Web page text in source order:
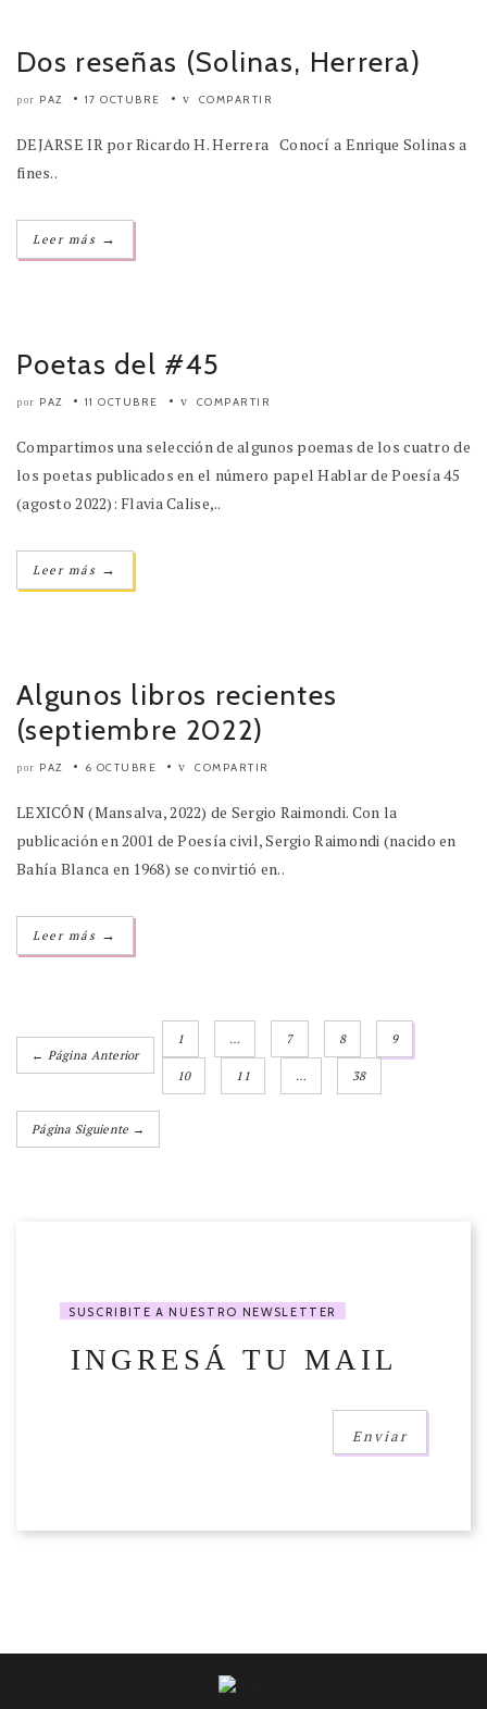
Dos reseñas (Solinas, Herrera)
por PAZ 17 OCTUBRE COMPARTIR
DEJARSE IR por Ricardo H. Herrera Conocí a Enrique Solinas a
fines..
Leer más →
Poetas del #45
por PAZ 11 OCTUBRE COMPARTIR
Compartimos una selección de algunos poemas de los cuatro de
los poetas publicados en el número papel Hablar de Poesía 45
(agosto 2022): Flavia Calise,..
Leer más →
Algunos libros recientes
(septiembre 2022)
por PAZ 6 OCTUBRE COMPARTIR
LEXICÓN (Mansalva, 2022) de Sergio Raimondi. Con la
publicación en 2001 de Poesía civil, Sergio Raimondi (nacido en
Bahía Blanca en 1968) se convirtió en..
Leer más →
← Página Anterior
1 … 7 8 9
10 11 … 38
Página Siguiente →
SUSCRIBITE A NUESTRO NEWSLETTER